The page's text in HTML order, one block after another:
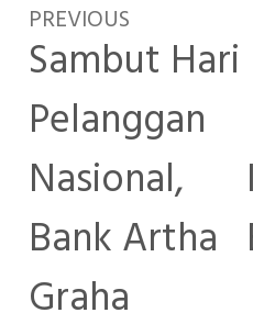
PREVIOUS
Sambut Hari
Pelanggan
Nasional,
Bank Artha
Graha